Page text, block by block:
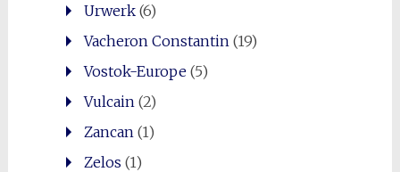
Urwerk(6)
Vacheron Constantin (19)
Vostok-Europe(5)
Vulcain (2)
Zancan (1)
Zelos (1)